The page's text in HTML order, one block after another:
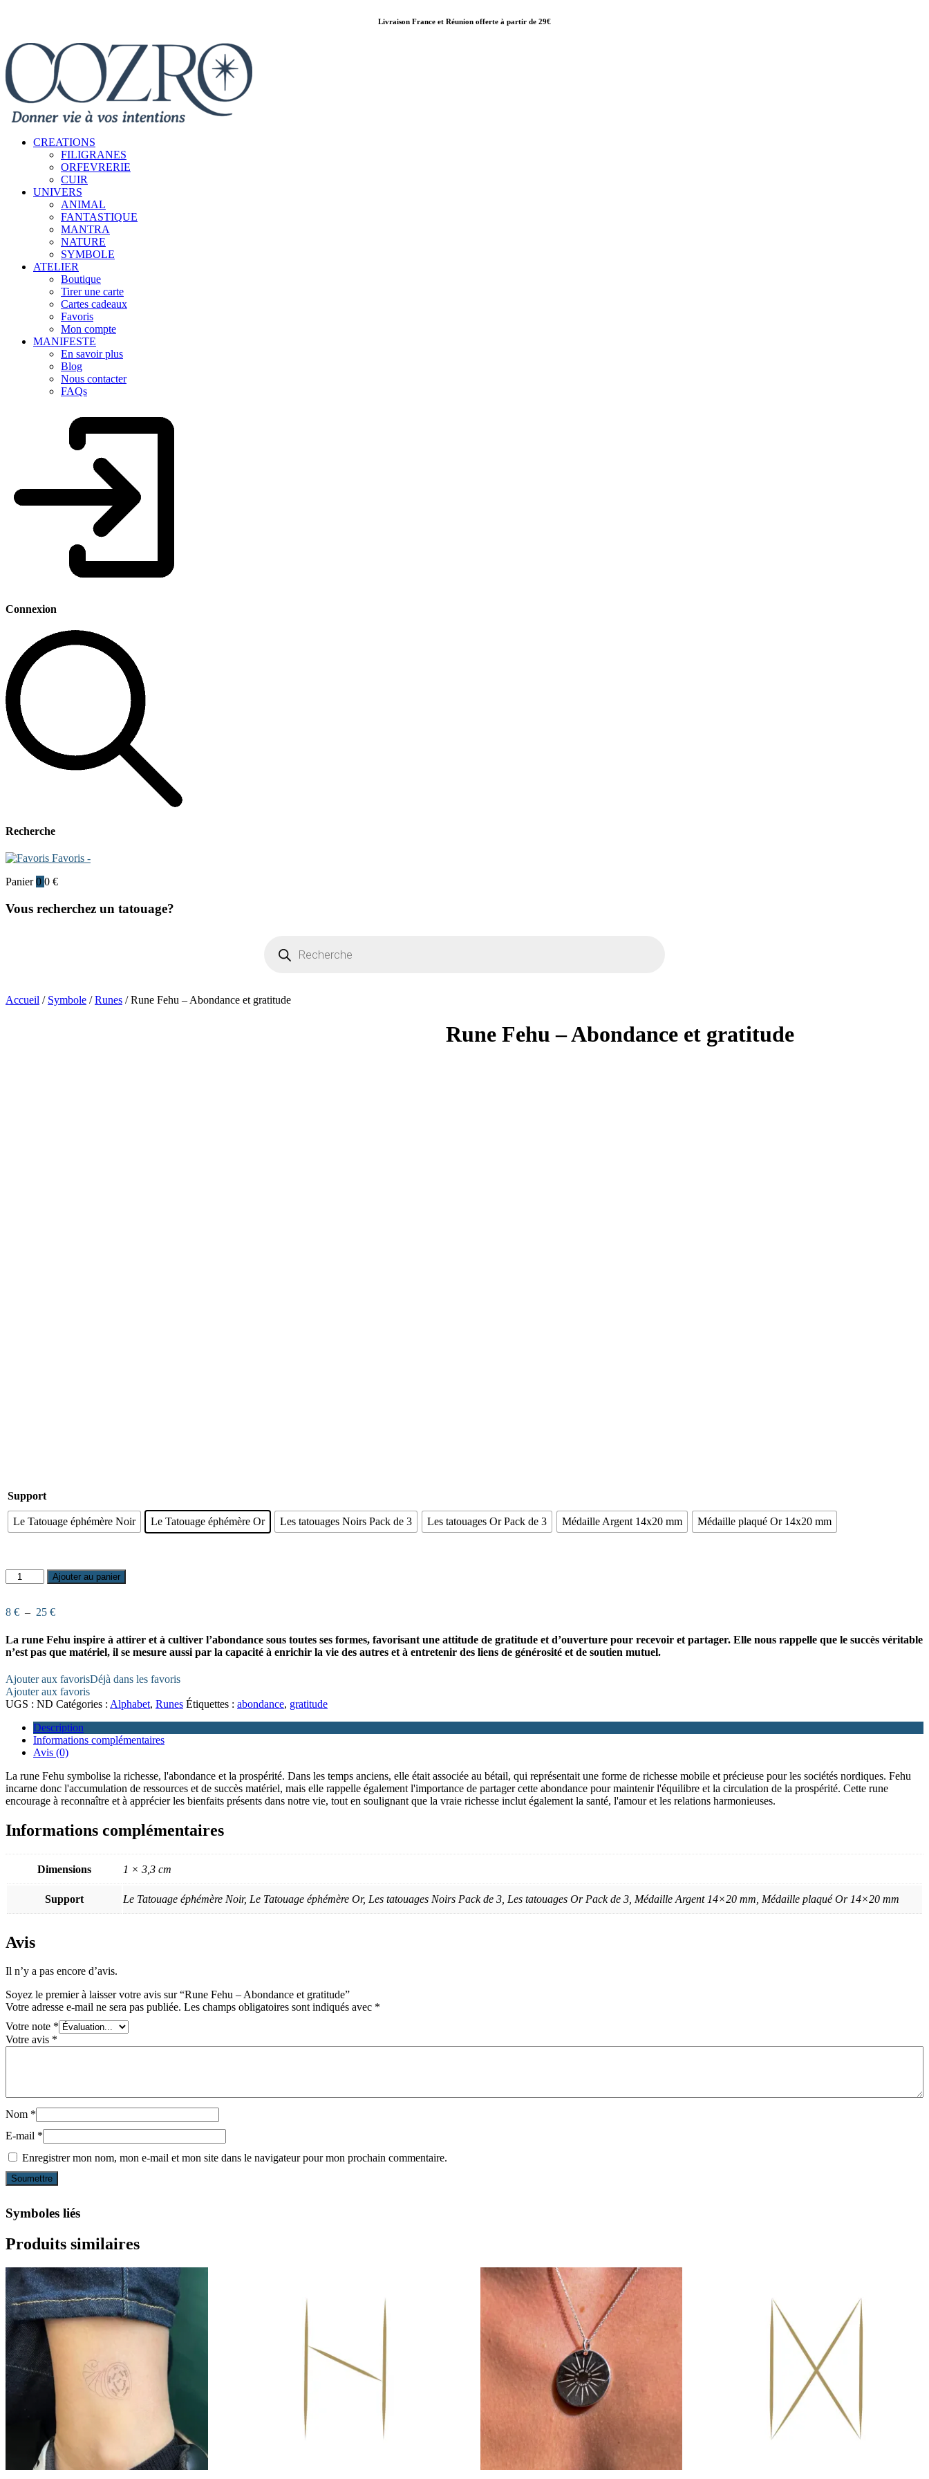
Livraison France et Réunion offerte à partir de 29€
CREATIONS
FILIGRANES
ORFEVRERIE
CUIR
UNIVERS
ANIMAL
FANTASTIQUE
MANTRA
NATURE
SYMBOLE
ATELIER
Boutique
Tirer une carte
Cartes cadeaux
Favoris
Mon compte
MANIFESTE
En savoir plus
Blog
Nous contacter
FAQs
Connexion
Recherche
Favoris -
Panier 0 0 €
Vous recherchez un tatouage?
produits
Accueil / Symbole /Runes / Rune Fehu – Abondance et gratitude
Rune Fehu – Abondance et gratitude
Support
Le Tatouage éphémère Noir Le Tatouage éphémère Or Les tatouages Noirs Pack de 3 Les tatouages Or Pack de 3 Médaille Argent 14x20 mm Médaille plaqué Or 14x20 mm
quantité
de
Fehu
Abondance
et
gratitude
Ajouter au panier
8 € – 25 €Plage
prix :
8 €
à
25 €
La rune Fehu inspire à attirer et à cultiver l’abondance sous toutes ses formes, favorisant une attitude de gratitude et d’ouverture pour recevoir et partager. Elle nous rappelle que le succès véritable
n’est pas que matériel, il se mesure aussi par la capacité à enrichir la vie des autres et à entretenir des liens de générosité et de soutien mutuel.
Ajouter aux favorisDéjà dans les favoris
Ajouter aux favoris
UGS : ND Catégories : Alphabet, Runes Étiquettes : abondance, gratitude
Description
Informations complémentaires
Avis (0)
La rune Fehu symbolise la richesse, l'abondance et la prospérité. Dans les temps anciens, elle était associée au bétail, qui représentait une forme de richesse mobile et précieuse pour les sociétés nordiques. Fehu
incarne donc l'accumulation de ressources et de succès matériel, mais elle rappelle également l'importance de partager cette abondance pour maintenir l'équilibre et la circulation de la prospérité. Cette rune
encourage à reconnaître et à apprécier les bienfaits présents dans notre vie, tout en soulignant que la vraie richesse inclut également la santé, l'amour et les relations harmonieuses.
Informations complémentaires
Dimensions 1 × 3,3 cm
Support Le Tatouage éphémère Noir, Le Tatouage éphémère Or, Les tatouages Noirs Pack de 3, Les tatouages Or Pack de 3, Médaille Argent 14×20 mm, Médaille plaqué Or 14×20 mm
Avis
Il n’y a pas encore d’avis.
Soyez le premier à laisser votre avis sur “Rune Fehu – Abondance et gratitude”
Votre adresse e-mail ne sera pas publiée. Les champs obligatoires sont indiqués avec *
Votre note *
Votre avis *
Nom *
E-mail *
Enregistrer mon nom, mon e-mail et mon site dans le navigateur pour mon prochain commentaire.
Symboles liés
Produits similaires